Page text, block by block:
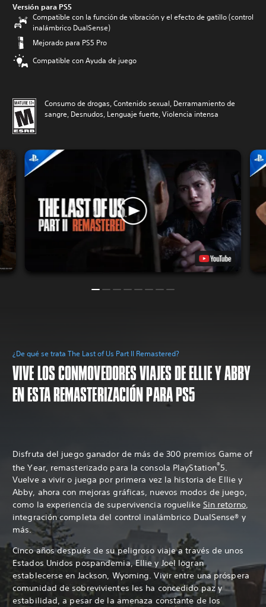
Versión para PS5
Compatible con la función de vibración y el efecto de gatillo (control
inalámbrico DualSense)
Mejorado para PS5 Pro
Compatible con Ayuda de juego
Consumo de drogas, Contenido sexual, Derramamiento de
sangre, Desnudos, Lenguaje fuerte, Violencia intensa
¿De qué se trata The Last of Us Part II Remastered?
VIVE LOS CONMOVEDORES VIAJES DE ELLIE Y ABBY
EN ESTA REMASTERIZACIÓN PARA PS5
Disfruta del juego ganador de más de 300 premios Game of
the Year, remasterizado para la consola PlayStation®5.
Vuelve a vivir o juega por primera vez la historia de Ellie y
Abby, ahora con mejoras gráficas, nuevos modos de juego,
como la experiencia de supervivencia roguelike Sin retorno,
integración completa del control inalámbrico DualSense® y
más.
Cinco años después de su peligroso viaje a través de unos
Estados Unidos pospandemia, Ellie y Joel logran
establecerse en Jackson, Wyoming. Vivir entre una próspera
comunidad de sobrevivientes les ha concedido paz y
estabilidad, a pesar de la amenaza constante de los